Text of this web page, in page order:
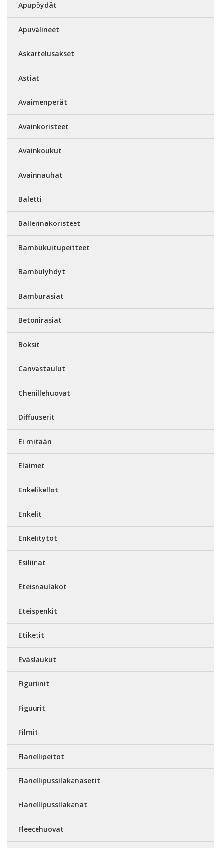
Apupöydät
Apuvälineet
Askartelusakset
Astiat
Avaimenperät
Avainkoristeet
Avainkoukut
Avainnauhat
Baletti
Ballerinakoristeet
Bambukuitupeitteet
Bambulyhdyt
Bamburasiat
Betonirasiat
Boksit
Canvastaulut
Chenillehuovat
Diffuuserit
Ei mitään
Eläimet
Enkelikellot
Enkelit
Enkelitytöt
Esiliinat
Eteisnaulakot
Eteispenkit
Etiketit
Eväslaukut
Figuriinit
Figuurit
Filmit
Flanellipeitot
Flanellipussilakanasetit
Flanellipussilakanat
Fleecehuovat